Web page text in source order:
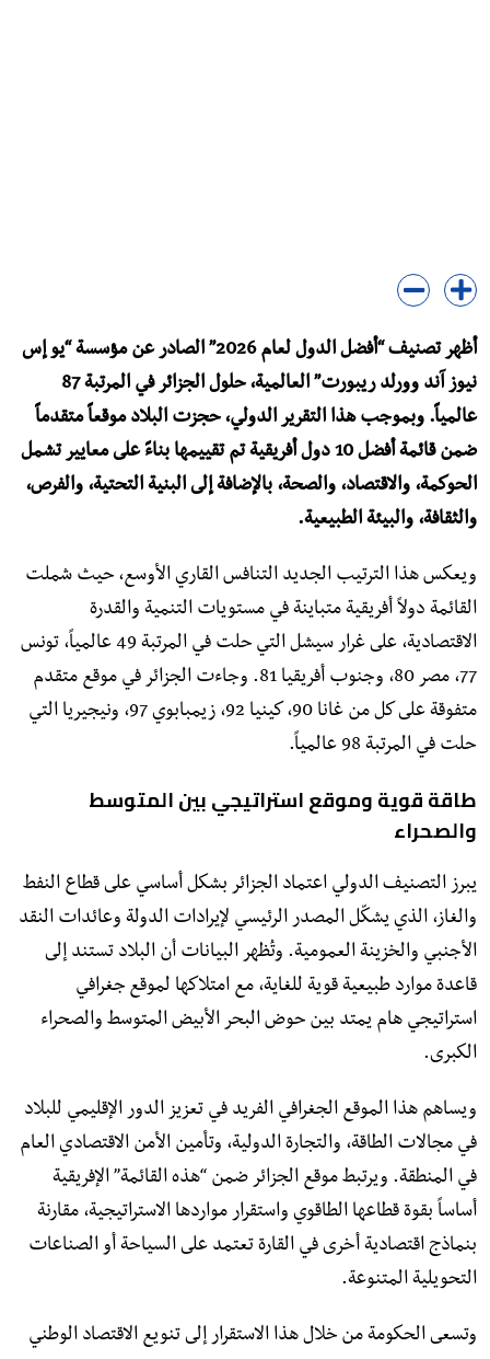
أظهر تصنيف “أفضل الدول لعام 2026” الصادر عن مؤسسة “يو إس
نيوز آند وورلد ريبورت” العالمية، حلول الجزائر في المرتبة 87
عالمياً. وبموجب هذا التقرير الدولي، حجزت البلاد موقعاً متقدماً
ضمن قائمة أفضل 10 دول أفريقية تم تقييمها بناءً على معايير تشمل
الحوكمة، والاقتصاد، والصحة، بالإضافة إلى البنية التحتية، والفرص،
والثقافة، والبيئة الطبيعية.
ويعكس هذا الترتيب الجديد التنافس القاري الأوسع، حيث شملت
القائمة دولاً أفريقية متباينة في مستويات التنمية والقدرة
الاقتصادية، على غرار سيشل التي حلت في المرتبة 49 عالمياً، تونس
77، مصر 80، وجنوب أفريقيا 81. وجاءت الجزائر في موقع متقدم
متفوقة على كل من غانا 90، كينيا 92، زيمبابوي 97، ونيجيريا التي
حلت في المرتبة 98 عالمياً.
طاقة قوية وموقع استراتيجي بين المتوسط
والصحراء
يبرز التصنيف الدولي اعتماد الجزائر بشكل أساسي على قطاع النفط
والغاز، الذي يشكّل المصدر الرئيسي لإيرادات الدولة وعائدات النقد
الأجنبي والخزينة العمومية. وتُظهر البيانات أن البلاد تستند إلى
قاعدة موارد طبيعية قوية للغاية، مع امتلاكها لموقع جغرافي
استراتيجي هام يمتد بين حوض البحر الأبيض المتوسط والصحراء
الكبرى.
ويساهم هذا الموقع الجغرافي الفريد في تعزيز الدور الإقليمي للبلاد
في مجالات الطاقة، والتجارة الدولية، وتأمين الأمن الاقتصادي العام
في المنطقة. ويرتبط موقع الجزائر ضمن “هذه القائمة” الإفريقية
أساساً بقوة قطاعها الطاقوي واستقرار مواردها الاستراتيجية، مقارنة
بنماذج اقتصادية أخرى في القارة تعتمد على السياحة أو الصناعات
التحويلية المتنوعة.
وتسعى الحكومة من خلال هذا الاستقرار إلى تنويع الاقتصاد الوطني